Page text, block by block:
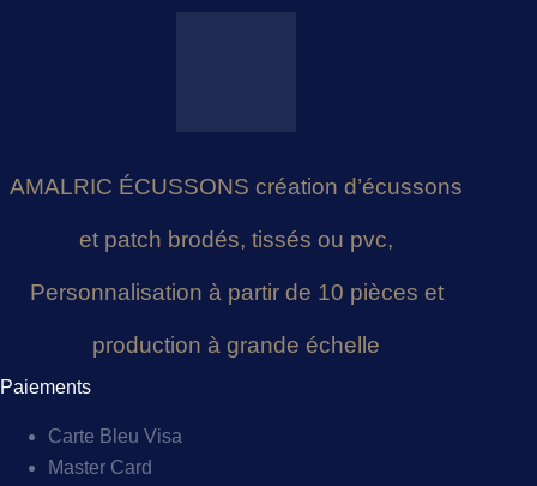
AMALRIC ÉCUSSONS création d’écussons
et patch brodés, tissés ou pvc,
Personnalisation à partir de 10 pièces et
production à grande échelle
Paiements
Carte Bleu Visa
Master Card